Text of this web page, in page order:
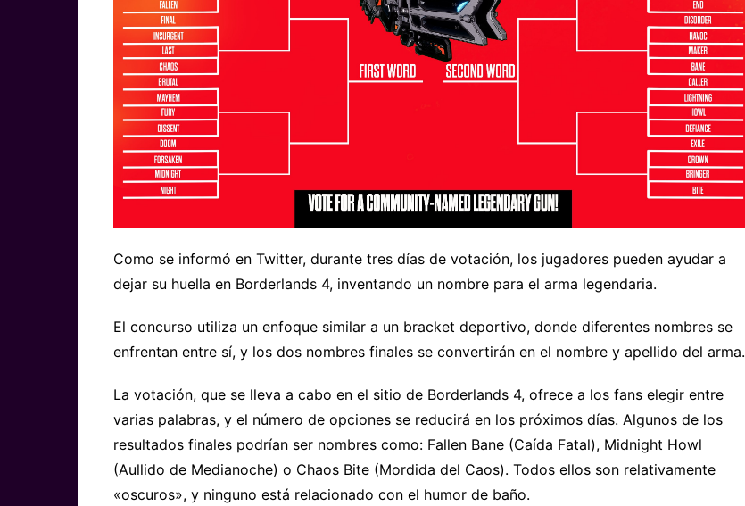
Como se informó en Twitter, durante tres días de votación, los jugadores pueden ayudar a
dejar su huella en Borderlands 4, inventando un nombre para el arma legendaria.
El concurso utiliza un enfoque similar a un bracket deportivo, donde diferentes nombres se
enfrentan entre sí, y los dos nombres finales se convertirán en el nombre y apellido del arma.
La votación, que se lleva a cabo en el sitio de Borderlands 4, ofrece a los fans elegir entre
varias palabras, y el número de opciones se reducirá en los próximos días. Algunos de los
resultados finales podrían ser nombres como: Fallen Bane (Caída Fatal), Midnight Howl
(Aullido de Medianoche) o Chaos Bite (Mordida del Caos). Todos ellos son relativamente
«oscuros», y ninguno está relacionado con el humor de baño.